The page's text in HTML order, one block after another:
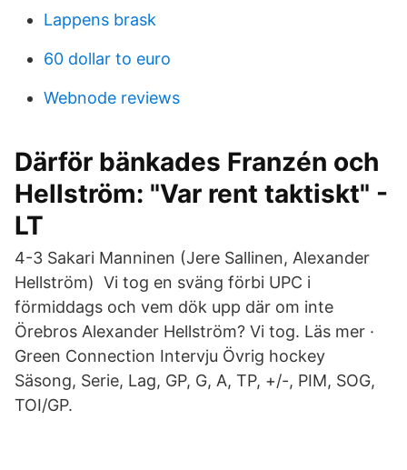
Lappens brask
60 dollar to euro
Webnode reviews
Därför bänkades Franzén och
Hellström: "Var rent taktiskt" -
LT
4-3 Sakari Manninen (Jere Sallinen, Alexander
Hellström) Vi tog en sväng förbi UPC i
förmiddags och vem dök upp där om inte
Örebros Alexander Hellström? Vi tog. Läs mer ·
Green Connection Intervju Övrig hockey
Säsong, Serie, Lag, GP, G, A, TP, +/-, PIM, SOG,
TOI/GP.